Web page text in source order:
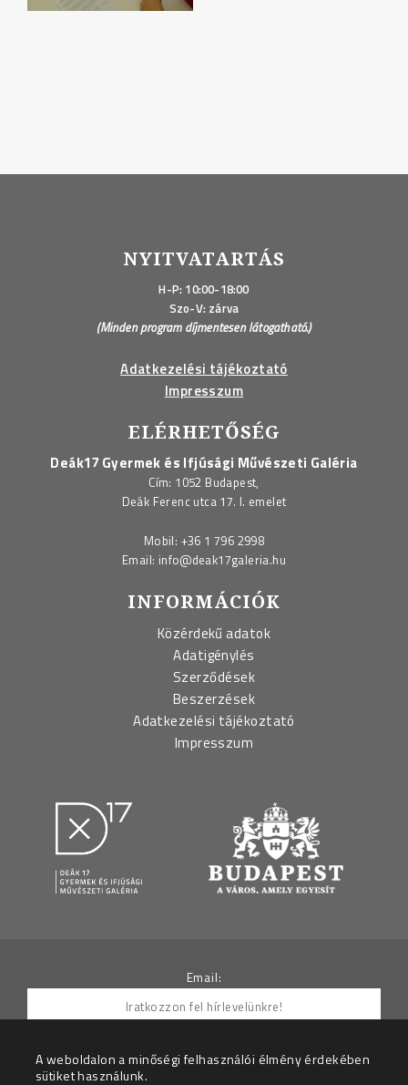
NYITVATARTÁS
H-P: 10:00-18:00
Szo-V: zárva
(Minden program díjmentesen látogatható.)
Adatkezelési tájékoztató
Impresszum
ELÉRHETŐSÉG
Deák17 Gyermek és Ifjúsági Művészeti Galéria
Cím: 1052 Budapest,
Deák Ferenc utca 17. I. emelet
Mobil: +36 1 796 2998
Email: info@deak17galeria.hu
INFORMÁCIÓK
Közérdekű adatok
Adatigénylés
Szerződések
Beszerzések
Adatkezelési tájékoztató
Impresszum
Email:
A weboldalon a minőségi felhasználói élmény érdekében
sütiket használunk.